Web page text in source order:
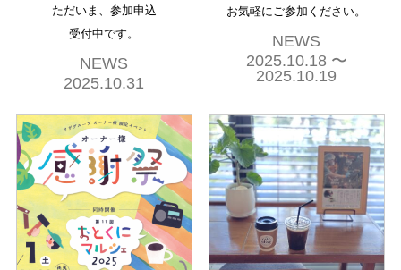
ただいま、参加申込
受付中です。
NEWS
2025.10.31
お気軽にご参加ください。
NEWS
2025.10.18 〜
2025.10.19